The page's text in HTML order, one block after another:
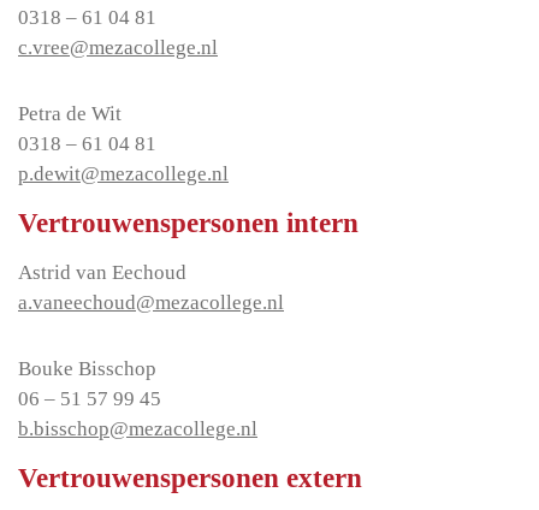
0318 – 61 04 81
c.vree@mezacollege.nl
Petra de Wit
0318 – 61 04 81
p.dewit@mezacollege.nl
Vertrouwenspersonen intern
Astrid van Eechoud
a.vaneechoud@mezacollege.nl
Bouke Bisschop
06 – 51 57 99 45
b.bisschop@mezacollege.nl
Vertrouwenspersonen extern